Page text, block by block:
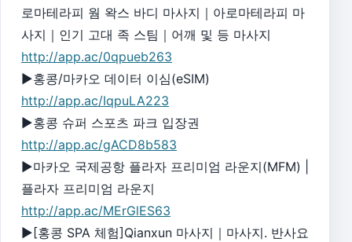
로마테라피 웜 왁스 바디 마사지｜아로마테라피 마
사지｜인기 고대 족 스팀｜어깨 및 등 마사지
http://app.ac/0qpueb263
▶홍콩/마카오 데이터 이심(eSIM)
http://app.ac/IqpuLA223
▶홍콩 슈퍼 스포츠 파크 입장권
http://app.ac/gACD8b583
▶마카오 국제공항 플라자 프리미엄 라운지(MFM) |
플라자 프리미엄 라운지
http://app.ac/MErGlES63
▶[홍콩 SPA 체험]Qianxun 마사지｜마사지. 반사요